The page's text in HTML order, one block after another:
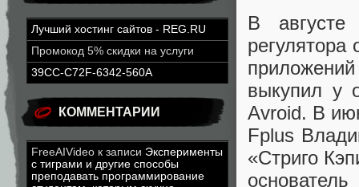
Лучший хостинг сайтов - REG.RU
Промокод 5% скидки на услуги
39CC-C72F-6342-560A
КОММЕНТАРИИ
FreeAIVideo к записи Эксперименты
с тиграми и другие способы
преподавать программирование
В августе
выкупил у
Avroid. В
Fplus
«Стриго